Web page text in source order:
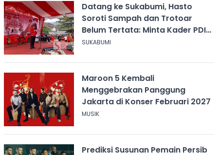
Datang ke Sukabumi, Hasto
Soroti Sampah dan Trotoar
Belum Tertata: Minta Kader PDIP
Bersihkan Kota
SUKABUMI
Maroon 5 Kembali
Menggebrakan Panggung
Jakarta di Konser Februari 2027
MUSIK
Prediksi Susunan Pemain Persib